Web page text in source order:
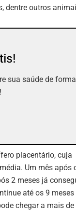
dentre outros
sua saúde de forma
placentário, cuja
Um mês após
2 meses já
até os 9 meses
chegar a mais de